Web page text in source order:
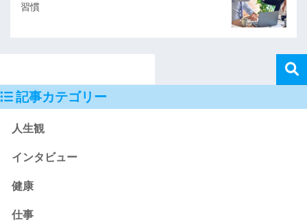
習慣
記事カテゴリー
人生観
インタビュー
健康
仕事